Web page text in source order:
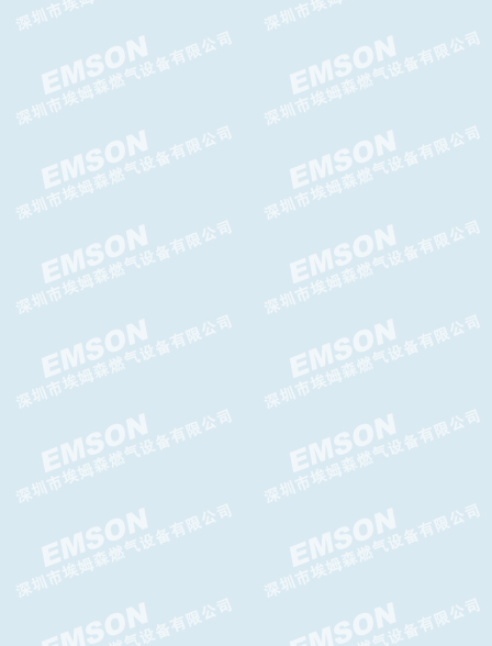
FRS调压器DUNGS调压阀
Tormene
TA-956MFO调压器 TA-
TA-956DFO减压阀TA-956DFO